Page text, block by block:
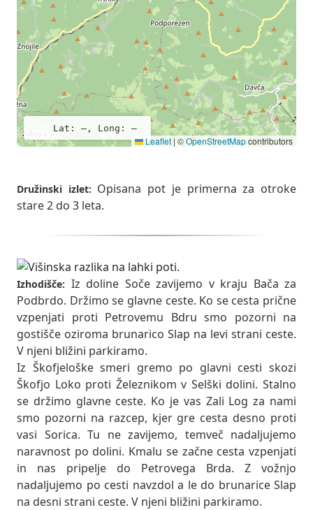
Lat: –, Long: –
Leaflet | ©OpenStreetMapcontributors
Družinski izlet: Opisana pot je primerna za otroke
stare 2 do 3 leta.
Izhodišče: Iz doline Soče zavijemo v kraju Bača za
Podbrdo. Držimo se glavne ceste. Ko se cesta prične
vzpenjati proti Petrovemu Bdru smo pozorni na
gostišče oziroma brunarico Slap na levi strani ceste.
V njeni bližini parkiramo.
Iz Škofjeloške smeri gremo po glavni cesti skozi
Škofjo Loko proti Železnikom v Selški dolini. Stalno
se držimo glavne ceste. Ko je vas Zali Log za nami
smo pozorni na razcep, kjer gre cesta desno proti
vasi Sorica. Tu ne zavijemo, temveč nadaljujemo
naravnost po dolini. Kmalu se začne cesta vzpenjati
in nas pripelje do Petrovega Brda. Z vožnjo
nadaljujemo po cesti navzdol a le do brunarice Slap
na desni strani ceste. V njeni bližini parkiramo.